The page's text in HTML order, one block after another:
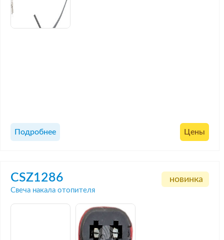
Подробнее Цены
CSZ1286
Свеча накала отопителя
новинка